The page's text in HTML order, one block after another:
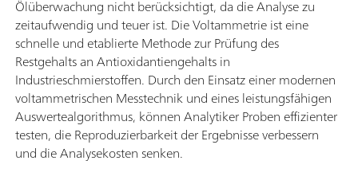
Ölüberwachung nicht berücksichtigt, da die Analyse zu
zeitaufwendig und teuer ist. Die Voltammetrie ist eine
schnelle und etablierte Methode zur Prüfung des
Restgehalts an Antioxidantiengehalts in
Industrieschmierstoffen. Durch den Einsatz einer modernen
voltammetrischen Messtechnik und eines leistungsfähigen
Auswertealgorithmus, können Analytiker Proben effizienter
testen, die Reproduzierbarkeit der Ergebnisse verbessern
und die Analysekosten senken.